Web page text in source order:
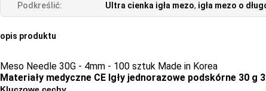
Podkreślić: Ultra cienka igła mezo, igła mezo o
opis produktu
Meso Needle 30G - 4mm - 100 sztuk Made in Korea
Materiały medyczne CE Igły jednorazowe podskórne 30 g